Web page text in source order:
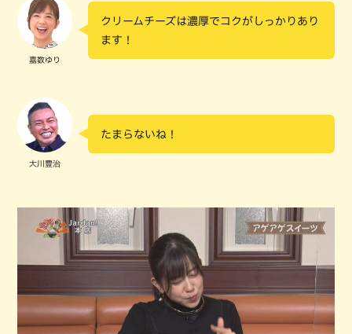
嘉数ゆり
クリームチーズは濃厚でコクがしっかりあり
ます！
大川豊治
たまらないね！